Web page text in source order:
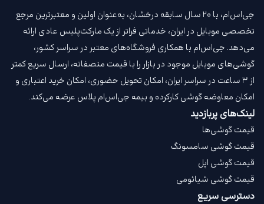
جی‌اس‌ام، با ۲۰ سال سابقه درخشان، به‌عنوان اولین و معتبرترین مرجع
تخصصی موبایل در ایران، خدماتی فراتر از یک مارکت‌پلیس عادی ارائه
می‌دهد. جی‌اس‌ام با همکاری فروشگاه‌های معتبر در سراسر کشور،
گوشی‌های موبایل موجود در بازار را با قیمت‌ منصفانه، ارسال سریع کمتر
از ۳ ساعت در سراسر ایران، امکان تحویل حضوری، امکان خرید اعتباری و
امکان معاوضه گوشی کارکرده و بیمه جی‌اس‌ام‌ پلاس عرضه می‌کند.
لینک‌های پربازدید
قیمت گوشی‌ها
قیمت گوشی سامسونگ
قیمت گوشی اپل
قیمت گوشی شیائومی
دسترسی سریع